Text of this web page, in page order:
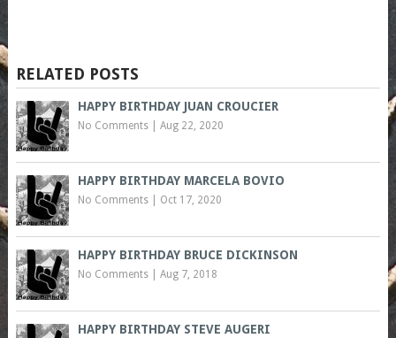
RELATED POSTS
HAPPY BIRTHDAY JUAN CROUCIER
No Comments| Aug 22, 2020
HAPPY BIRTHDAY MARCELA BOVIO
No Comments| Oct 17, 2020
HAPPY BIRTHDAY BRUCE DICKINSON
No Comments| Aug 7, 2018
HAPPY BIRTHDAY STEVE AUGERI